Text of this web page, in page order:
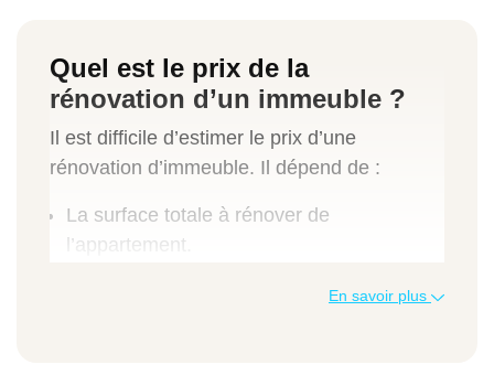
Quel est le prix de la
rénovation d’un immeuble ?
Il est difficile d’estimer le prix d’une
rénovation d’immeuble. Il dépend de :
La surface totale à rénover de
l’appartement.
Le type et la nature des travaux.En savoir plus